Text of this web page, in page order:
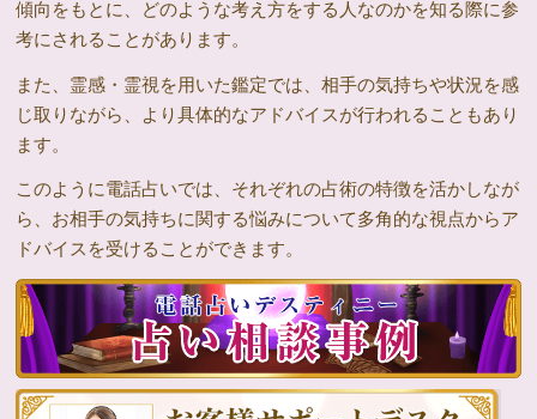
傾向をもとに、どのような考え方をする人なのかを知る際に参
考にされることがあります。
また、霊感・霊視を用いた鑑定では、相手の気持ちや状況を感
じ取りながら、より具体的なアドバイスが行われることもあり
ます。
このように電話占いでは、それぞれの占術の特徴を活かしなが
ら、お相手の気持ちに関する悩みについて多角的な視点からア
ドバイスを受けることができます。